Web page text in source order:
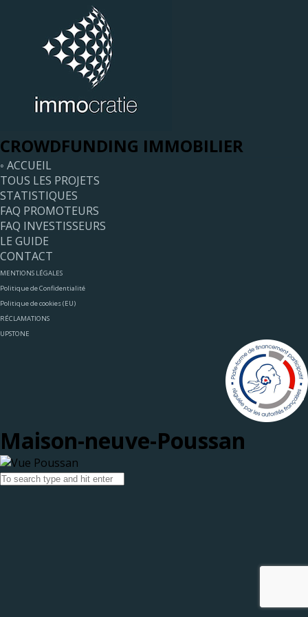
CROWDFUNDING IMMOBILIER
◦ ACCUEIL
TOUS LES PROJETS
STATISTIQUES
FAQ PROMOTEURS
FAQ INVESTISSEURS
LE GUIDE
CONTACT
MENTIONS LÉGALES
Politique de Confidentialité
Politique de cookies (EU)
RÉCLAMATIONS
UPSTONE
Maison-neuve-Poussan